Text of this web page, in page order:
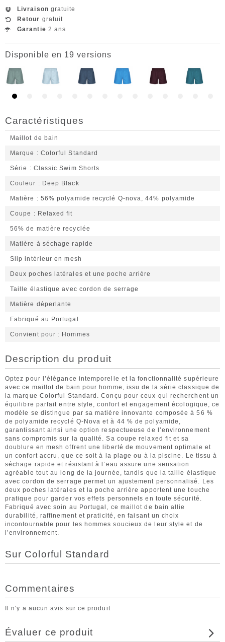
Livraison gratuite
Retour gratuit
Garantie 2 ans
Disponible en 19 versions
Caractéristiques
Maillot de bain
Marque Colorful Standard
Série Classic Swim Shorts
Couleur Deep Black
Matière 56% polyamide recyclé Q-nova, 44% polyamide
Coupe Relaxed fit
56% de matière recyclée
Matière à séchage rapide
Slip intérieur en mesh
Deux poches latérales et une poche arrière
Taille élastique avec cordon de serrage
Matière déperlante
Fabriqué au Portugal
Convient pour Hommes
Description du produit
Optez pour l’élégance intemporelle et la fonctionnalité supérieure
avec ce maillot de bain pour homme, issu de la série classique de
la marque Colorful Standard. Conçu pour ceux qui recherchent un
équilibre parfait entre style, confort et engagement écologique, ce
modèle se distingue par sa matière innovante composée à 56 %
de polyamide recyclé Q-Nova et à 44 % de polyamide,
garantissant ainsi une option respectueuse de l’environnement
sans compromis sur la qualité. Sa coupe relaxed fit et sa
doublure en mesh offrent une liberté de mouvement optimale et
un confort accru, que ce soit à la plage ou à la piscine. Le tissu à
séchage rapide et résistant à l’eau assure une sensation
agréable tout au long de la journée, tandis que la taille élastique
avec cordon de serrage permet un ajustement personnalisé. Les
deux poches latérales et la poche arrière apportent une touche
pratique pour garder vos effets personnels en toute sécurité.
Fabriqué avec soin au Portugal, ce maillot de bain allie
durabilité, raffinement et praticité, en faisant un choix
incontournable pour les hommes soucieux de leur style et de
l’environnement.
Sur Colorful Standard
Commentaires
Il n'y a aucun avis sur ce produit
Évaluer ce produit